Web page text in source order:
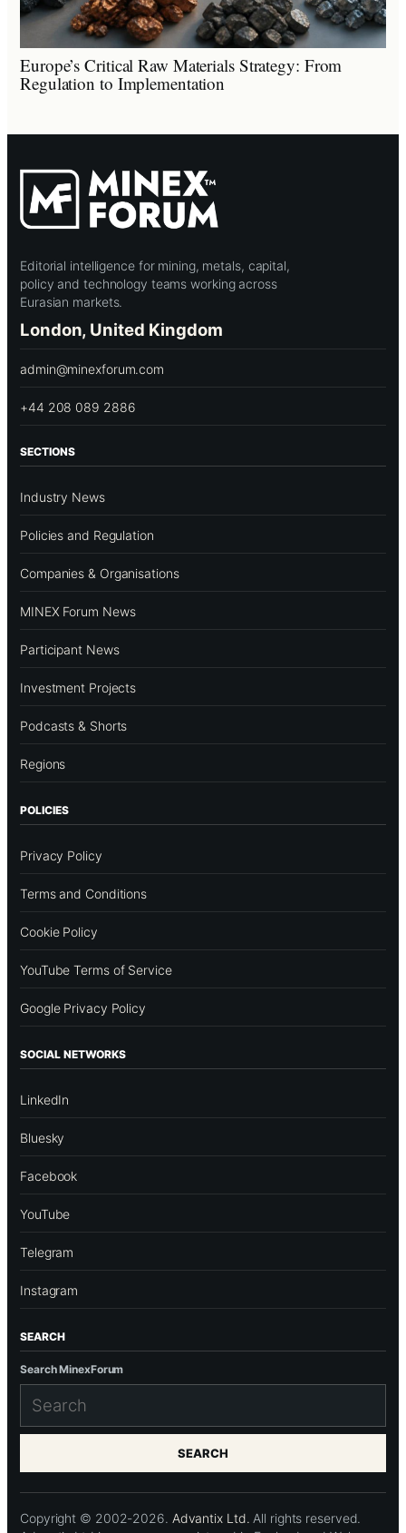
Europe’s Critical Raw Materials Strategy: From
Regulation to Implementation
Editorial intelligence for mining, metals, capital,
policy and technology teams working across
Eurasian markets.
London, United Kingdom
admin@minexforum.com
+44 208 089 2886
SECTIONS
Industry News
Policies and Regulation
Companies & Organisations
MINEX Forum News
Participant News
Investment Projects
Podcasts & Shorts
Regions
POLICIES
Privacy Policy
Terms and Conditions
Cookie Policy
YouTube Terms of Service
Google Privacy Policy
SOCIAL NETWORKS
LinkedIn
Bluesky
Facebook
YouTube
Telegram
Instagram
SEARCH
Search MinexForum
SEARCH
Copyright © 2002-2026. Advantix Ltd. All rights reserved.